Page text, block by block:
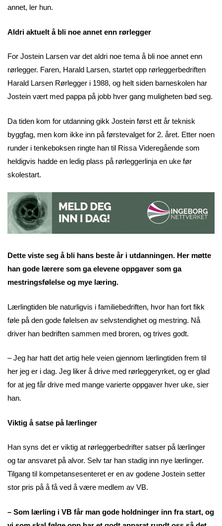
annet, ler hun.
Aldri aktuelt å bli noe annet enn rørlegger
For Jostein Larsen var det aldri noe tema å bli noe annet enn
rørlegger. Faren, Harald Larsen, startet opp rørleggerbedriften
Harald Larsen Rørlegger i 1988, og helt siden barneskolen har
Jostein vært med pappa på jobb hver gang muligheten bød seg.
Da tiden kom for utdanning gikk Jostein først ett år teknisk
byggfag, men kom ikke inn på førstevalget for 2. året. Etter noen
runder i tenkeboksen ringte han til Rissa Videregående som
heldigvis hadde en ledig plass på rørleggerlinja en uke før
skolestart.
Dette viste seg å bli hans beste år i utdanningen. Her møtte
han gode lærere som ga elevene oppgaver som ga
mestringsfølelse og mye læring.
Lærlingtiden ble naturligvis i familiebedriften, hvor han fort fikk
føle på den gode følelsen av selvstendighet og mestring. Nå
driver han bedriften sammen med broren, og trives godt.
– Jeg har hatt det artig hele veien gjennom lærlingtiden frem til
her jeg er i dag. Jeg liker å drive med rørleggeryrket, og er glad
for at jeg får drive med mange varierte oppgaver hver uke, sier
han.
Viktig å satse på lærlinger
Han syns det er viktig at rørleggerbedrifter satser på lærlinger
og tar ansvaret på alvor. Selv tar han stadig inn nye lærlinger.
Tilgang til kompetansesenteret er en av godene Jostein setter
stor pris på å få ved å være medlem av VB.
– Som lærling i VB får man gode holdninger inn fra start, og